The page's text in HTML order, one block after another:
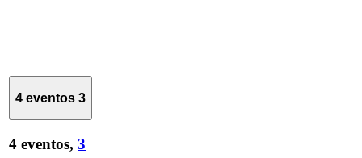
4 eventos 3
4 eventos, 3